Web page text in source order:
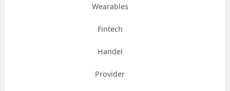
Wearables
Fintech
Handel
Provider